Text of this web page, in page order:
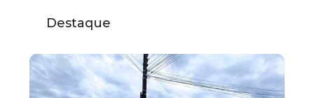
Destaque